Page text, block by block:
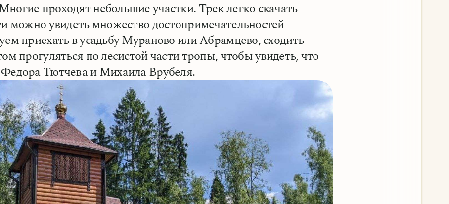
проходят небольшие участки. Трек легко скачать
можно увидеть множество достопримечательностей
приехать в усадьбу Мураново или Абрамцево, сходить
прогуляться по лесистой части тропы, чтобы увидеть, что
Федора Тютчева и Михаила Врубеля.